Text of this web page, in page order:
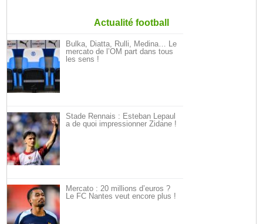
Actualité football
Bulka, Diatta, Rulli, Medina… Le
mercato de l’OM part dans tous
les sens !
Stade Rennais : Esteban Lepaul
a de quoi impressionner Zidane !
Mercato : 20 millions d’euros ?
Le FC Nantes veut encore plus !